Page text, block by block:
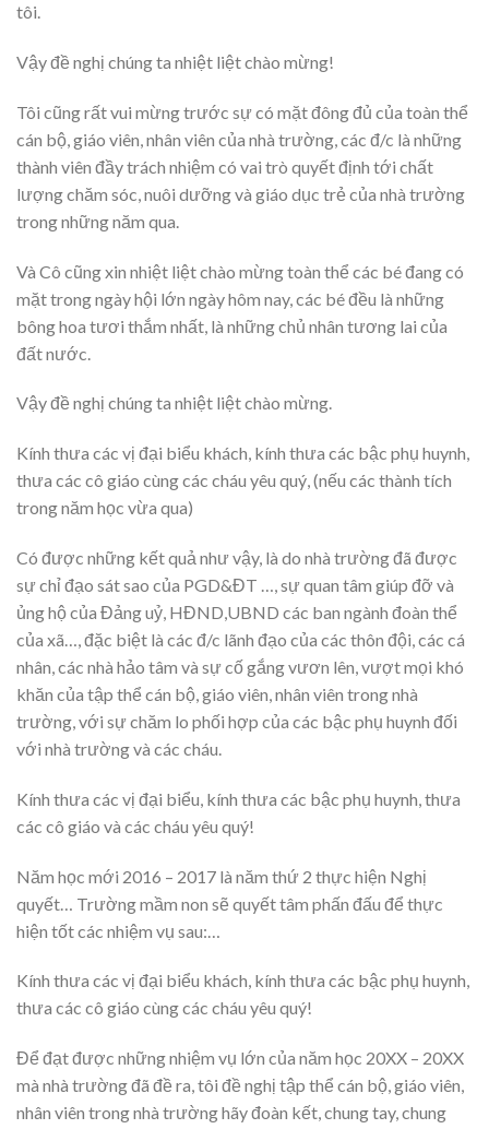
tôi.
Vậy đề nghị chúng ta nhiệt liệt chào mừng!
Tôi cũng rất vui mừng trước sự có mặt đông đủ của toàn thể
cán bộ, giáo viên, nhân viên của nhà trường, các đ/c là những
thành viên đầy trách nhiệm có vai trò quyết định tới chất
lượng chăm sóc, nuôi dưỡng và giáo dục trẻ của nhà trường
trong những năm qua.
Và Cô cũng xin nhiệt liệt chào mừng toàn thể các bé đang có
mặt trong ngày hội lớn ngày hôm nay, các bé đều là những
bông hoa tươi thắm nhất, là những chủ nhân tương lai của
đất nước.
Vậy đề nghị chúng ta nhiệt liệt chào mừng.
Kính thưa các vị đại biểu khách, kính thưa các bậc phụ huynh,
thưa các cô giáo cùng các cháu yêu quý, (nếu các thành tích
trong năm học vừa qua)
Có được những kết quả như vậy, là do nhà trường đã được
sự chỉ đạo sát sao của PGD&ĐT …, sự quan tâm giúp đỡ và
ủng hộ của Đảng uỷ, HĐND,UBND các ban ngành đoàn thể
của xã…, đặc biệt là các đ/c lãnh đạo của các thôn đội, các cá
nhân, các nhà hảo tâm và sự cố gắng vươn lên, vượt mọi khó
khăn của tập thể cán bộ, giáo viên, nhân viên trong nhà
trường, với sự chăm lo phối hợp của các bậc phụ huynh đối
với nhà trường và các cháu.
Kính thưa các vị đại biểu, kính thưa các bậc phụ huynh, thưa
các cô giáo và các cháu yêu quý!
Năm học mới 2016 – 2017 là năm thứ 2 thực hiện Nghị
quyết… Trường mầm non sẽ quyết tâm phấn đấu để thực
hiện tốt các nhiệm vụ sau:…
Kính thưa các vị đại biểu khách, kính thưa các bậc phụ huynh,
thưa các cô giáo cùng các cháu yêu quý!
Để đạt được những nhiệm vụ lớn của năm học 20XX – 20XX
mà nhà trường đã đề ra, tôi đề nghị tập thể cán bộ, giáo viên,
nhân viên trong nhà trường hãy đoàn kết, chung tay, chung